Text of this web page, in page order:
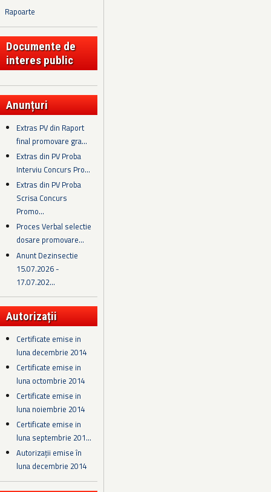
Rapoarte
Documente de
interes public
Anunțuri
Extras PV din Raport
final promovare gra...
Extras din PV Proba
Interviu Concurs Pro...
Extras din PV Proba
Scrisa Concurs
Promo...
Proces Verbal selectie
dosare promovare...
Anunt Dezinsectie
15.07.2026 -
17.07.202...
Autorizații
Certificate emise in
luna decembrie 2014
Certificate emise in
luna octombrie 2014
Certificate emise in
luna noiembrie 2014
Certificate emise in
luna septembrie 201...
Autorizații emise în
luna decembrie 2014